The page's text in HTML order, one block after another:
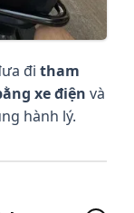
đi tham
xe điện và
hành lý.